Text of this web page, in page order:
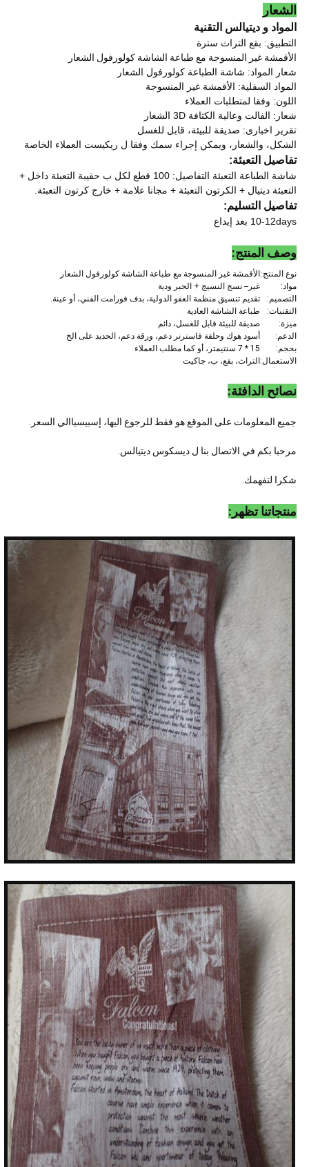
الشعار
المواد و ديتيالس التقنية
التطبيق: بقع التراث سترة
الأقمشة غير المنسوجة مع طباعة الشاشة كولورفول الشعار
شعار المواد: شاشة الطباعة كولورفول الشعار
المواد السفلية: الأقمشة غير المنسوجة
اللون: وفقا لمتطلبات العملاء
شعار: الفالت وعالية الكثافة 3D الشعار
تقرير اخبارى: صديقة للبيئة، قابل للغسل
الشكل، والشعار، ويمكن إجراء سمك وفقا ل ريكيست العملاء الخاصة
تفاصيل التعبئة:
شاشة الطباعة التعبئة التفاصيل: 100 قطع لكل ب حقيبة التعبئة داخل +
التعبئة ديتيال + الكرتون التعبئة + مجانا علامة + خارج كرتون التعبئة.
تفاصيل التسليم:
10-12days بعد إيداع
وصف المنتج:
نوع المنتج: الأقمشة غير المنسوجة مع طباعة الشاشة كولورفول الشعار
مواد:
غير-- نسج النسيج + الحبر ودية
التصميم:
تقديم تنسيق منظمة العفو الدولية، بدف فورامت الفني، أو عينة.
التقنيات:
طباعة الشاشة العادية
ميزة:
صديقة للبيئة قابل للغسل، دائم
الدعم:
أسود هوك وحلقة فاسترنر دعم، ورقة دعم، الحديد على الخ
بحجم:
15 * 7 سنتيمتر، أو كما مطلب العملاء
الاستعمال: التراث، بقع، ب، جاكيت
نصائح الدافئة:
جميع المعلومات على الموقع هو فقط للرجوع اليها، إسبيسياالي السعر.
مرحبا بكم في الاتصال بنا ل ديسكوس ديتيالس.
شكرا لتفهمك.
منتجاتنا تظهر: